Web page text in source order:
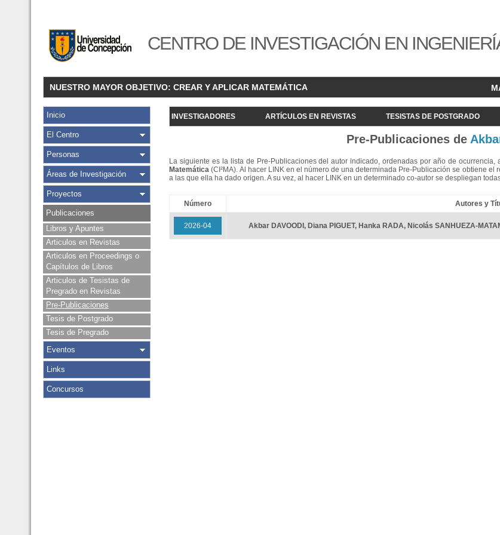
CENTRO DE INVESTIGACIÓN EN
NUESTRO MAYOR OBJETIVO: CREAR Y APLICAR MATEMÁTICA
Inicio
El Centro
Personas
Áreas de Investigación
Proyectos
Publicaciones
Libros y Apuntes
Articulos en Revistas
Articulos en Proceedings o
Capítulos de Libros
Articulos de Tesistas de
Pregrado en Revistas
Pre-Publicaciones
Tesis de Postgrado
Tesis de Pregrado
Eventos
Links
Concursos
INVESTIGADORES ARTÍCULOS EN REVISTAS TESISTAS DE POSTGRADO
Pre-Publicaciones de
La siguiente es la lista de Pre-Publicaciones del autor indicado, ordenadas por año de
Matemática (CI²MA). Al hacer LINK en el número de una determinada Pre-Publicación se obtiene
a las que ella ha dado origen. A su vez, al hacer LINK en un determinado co-autor se despliegan
Número Autores y
2026-04 Akbar DAVOODI , Diana PIGUET, Hanka RADA, Nicolás SANHUEZA-